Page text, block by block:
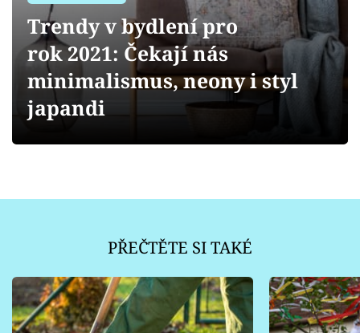
Přihlášení
Sledujte nás
Trendy v bydlení pro
rok 2021: Čekají nás
minimalismus, neony i styl
japandi
PŘEČTĚTE SI TAKÉ